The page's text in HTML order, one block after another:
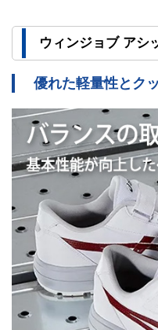
ウィンジョブ アシ
優れた軽量性とク